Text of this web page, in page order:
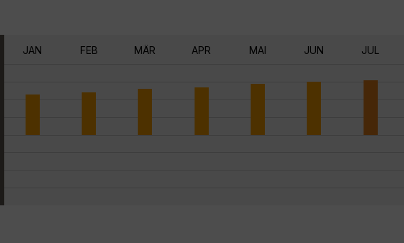
JAN FEB MÄR APR MAI JUN JUL